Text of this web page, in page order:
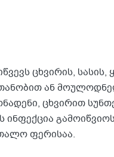
ცხვირის,
ან
ცხვირით
ინფექცია
ფერისაა.